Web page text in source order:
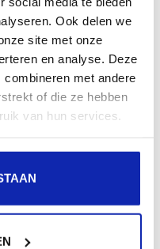
Ook delen we
site met onze
en analyse. Deze
met andere
of die ze hebben
van hun services.